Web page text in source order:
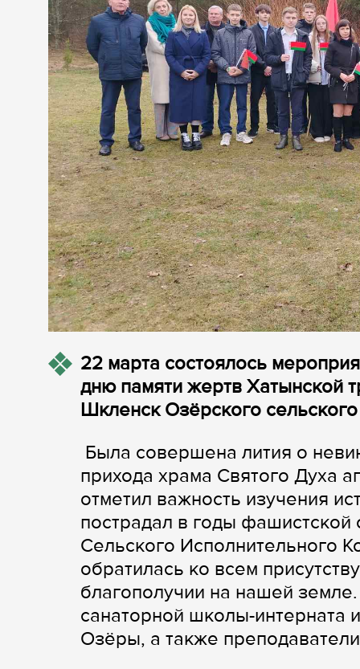
22 марта состоялось
дню памяти жертв Хатынской
Шкленск Озёрского
Была совершена лития о
прихода храма Святого Духа
отметил важность изучения
пострадал в годы
Сельского Исполнительного
обратилась ко всем
благополучии на нашей
санаторной школы-интерната
Озёры, а также